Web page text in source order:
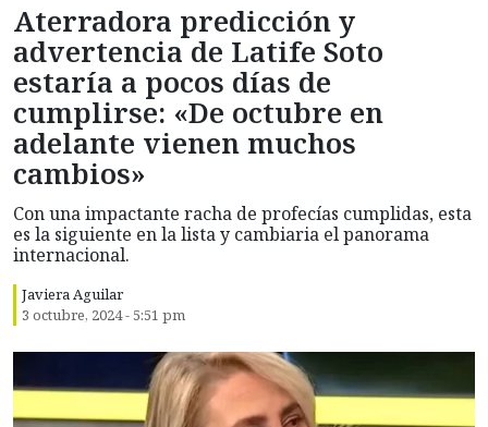
Aterradora predicción y
advertencia de Latife Soto
estaría a pocos días de
cumplirse: «De octubre en
adelante vienen muchos
cambios»
Con una impactante racha de profecías cumplidas, esta
es la siguiente en la lista y cambiaria el panorama
internacional.
Javiera Aguilar
3 octubre, 2024 - 5:51 pm